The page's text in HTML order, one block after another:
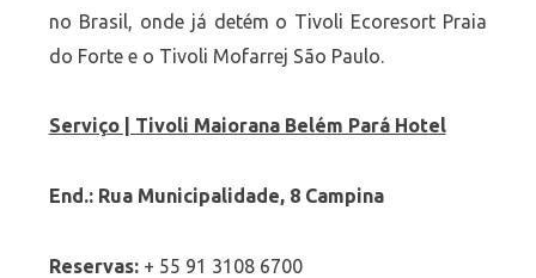
no Brasil, onde já detém o Tivoli Ecoresort Praia
do Forte e o Tivoli Mofarrej São Paulo.
Serviço | Tivoli Maiorana Belém Pará Hotel
End.: Rua Municipalidade, 8 Campina
Reservas:+ 55 91 3108 6700